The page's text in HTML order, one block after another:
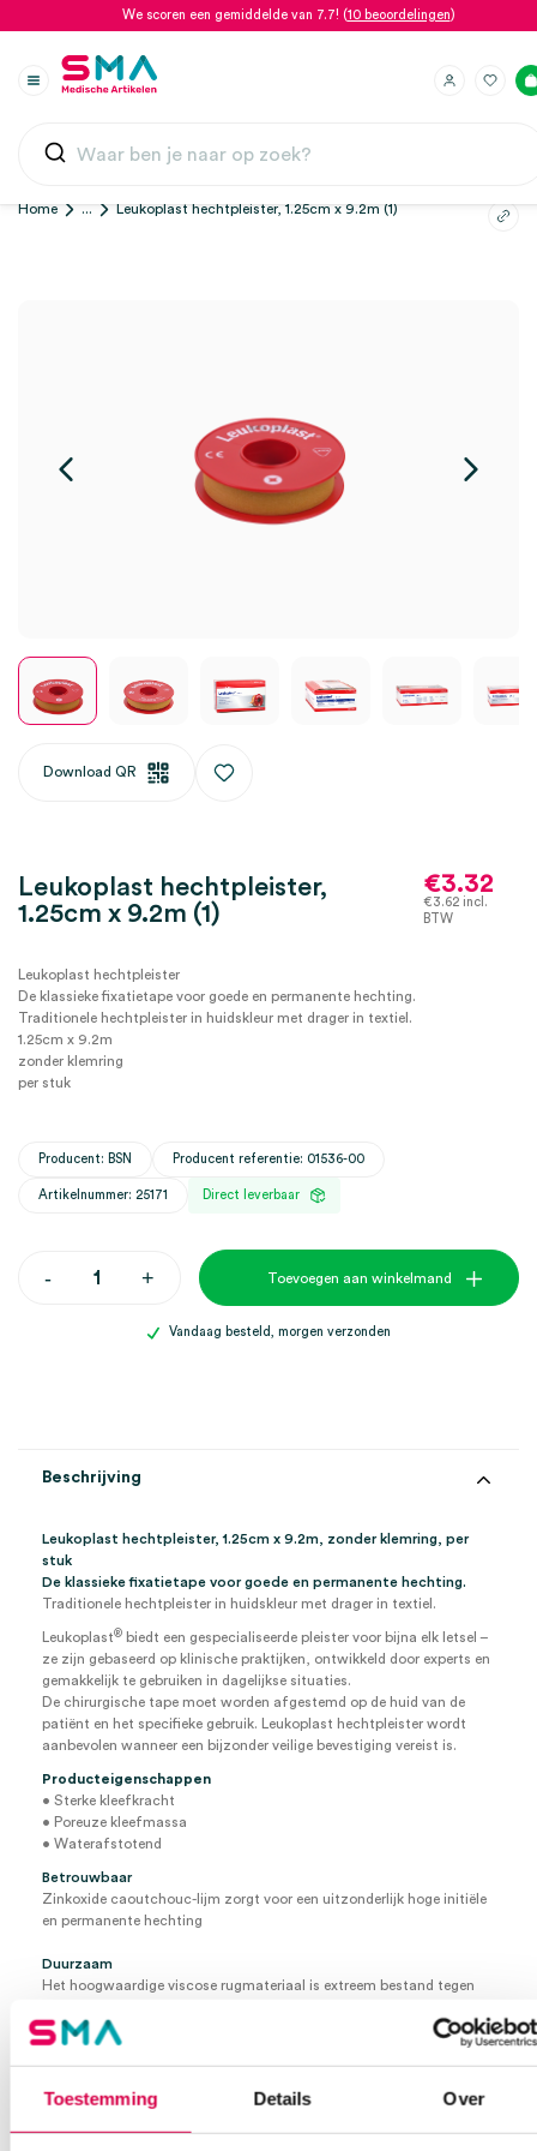
Toestemming Details Over
We scoren een gemiddelde van 7.7! (10 beoordelingen)
Home ... Leukoplast hechtpleister, 1.25cm x 9.2m (1)
Download QR
Leukoplast hechtpleister,
1.25cm x 9.2m (1)
€3.32
€3.62incl.
BTW
Leukoplast hechtpleister
De klassieke fixatietape voor goede en permanente hechting.
Traditionele hechtpleister in huidskleur met drager in textiel.
1.25cm x 9.2m
zonder klemring
per stuk
Producent: BSN Producent referentie: 01536-00
Artikelnummer: 25171 Direct leverbaar
-Leukoplast
+ Toevoegen aan winkelmand
Vandaag besteld, morgen verzonden
Beschrijving
Leukoplast hechtpleister, 1.25cm x 9.2m, zonder klemring, per
stuk
De klassieke fixatietape voor goede en permanente hechting.
Traditionele hechtpleister in huidskleur met drager in textiel.
Leukoplast® biedt een gespecialiseerde pleister voor bijna elk letsel –
ze zijn gebaseerd op klinische praktijken, ontwikkeld door experts en
gemakkelijk te gebruiken in dagelijkse situaties.
De chirurgische tape moet worden afgestemd op de huid van de
patiënt en het specifieke gebruik. Leukoplast hechtpleister wordt
aanbevolen wanneer een bijzonder veilige bevestiging vereist is.
Producteigenschappen
• Sterke kleefkracht
• Poreuze kleefmassa
• Waterafstotend
Betrouwbaar
Zinkoxide caoutchouc-lijm zorgt voor een uitzonderlijk hoge initiële
en permanente hechting
Duurzaam
Het hoogwaardige viscose rugmateriaal is extreem bestand tegen
Hygiënisch
Speciale oppervlaktebehandeling stoot vuil en vocht af
Ademend, vermindert het risico op maceratie van de huid